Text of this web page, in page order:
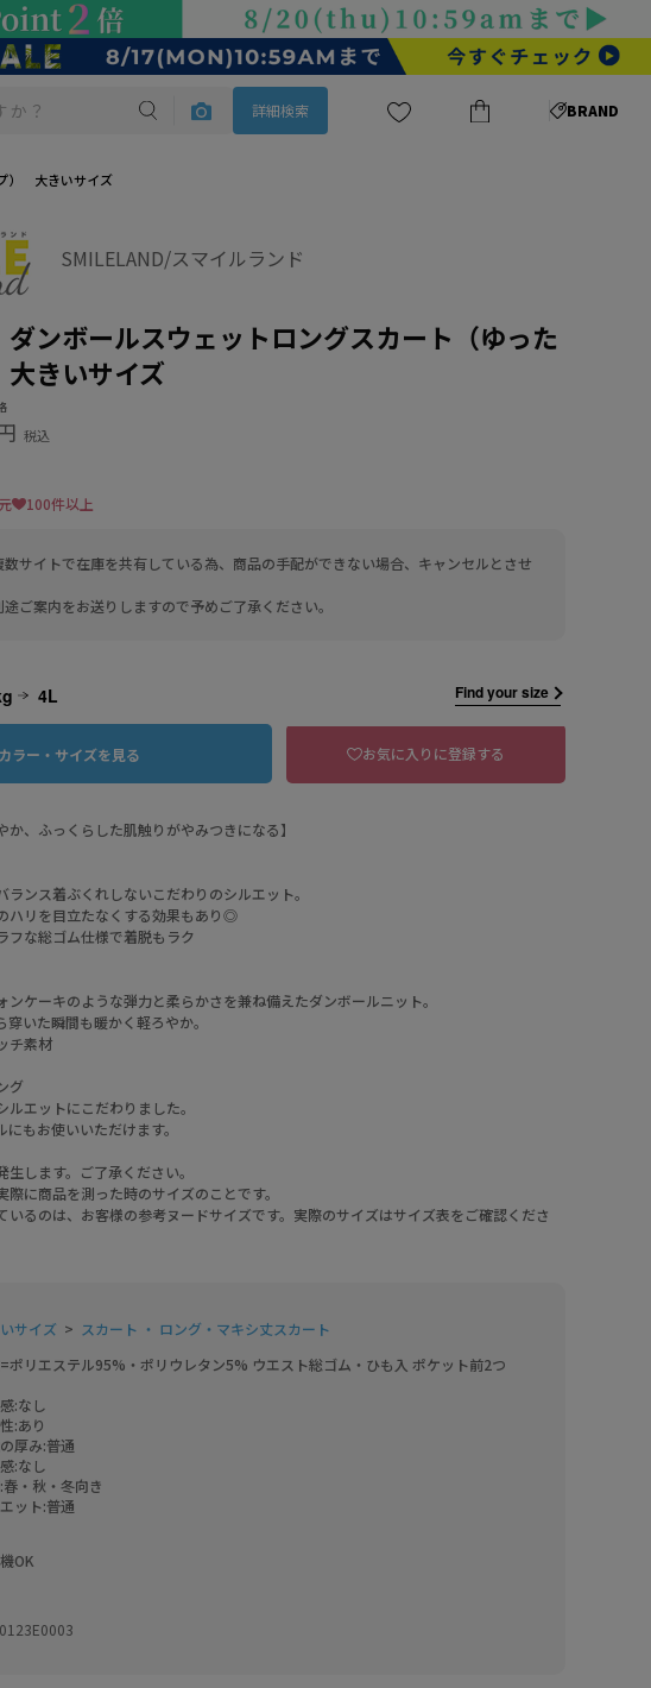
詳細検索 BRAND
） 大きいサイズ
104 ベージュ
SMILELAND/スマイルランド
ダンボールスウェットロングスカート（ゆった
きいサイズ
税込
100件以上
サイトで在庫を共有している為、商品の手配ができない場合、キャンセルとさせ
ご案内をお送りしますので予めご了承ください。
4L Find your size
ラー・サイズを見る お気に入りに登録する
か、ふっくらした肌触りがやみつきになる】
ンス着ぶくれしないこだわりのシルエット。
ハリを目立たなくする効果もあり◎
フな総ゴム仕様で着脱もラク
ンケーキのような弾力と柔らかさを兼ね備えたダンボールニット。
いた瞬間も暖かく軽ろやか。
チ素材
グ
エットにこだわりました。
もお使いいただけます。
します。ご了承ください。
に商品を測った時のサイズのことです。
るのは、お客様の参考ヌードサイズです。実際のサイズはサイズ表をご確認くださ
サイズ
スカート ・ ロング・マキシ丈スカート
ポリエステル95%・ポリウレタン5% ウエスト総ゴム・ひも入 ポケット前2つ
:なし
:あり
厚み:普通
:なし
・秋・冬向き
ット:普通
OK